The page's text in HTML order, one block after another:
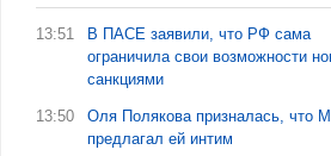
13:51
В ПАСЕ заявили, что РФ сама
ограничила свои возможности
санкциями
13:50
Оля Полякова призналась, что
предлагал ей интим